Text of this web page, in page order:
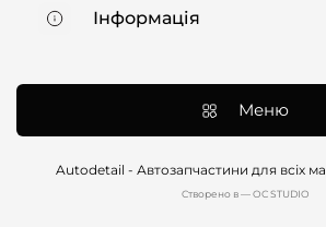
Інформація
Контакти
Договір оферти
Меню
Autodetail - Автозапчастини для всіх
Cтворено в — OC STUDIO